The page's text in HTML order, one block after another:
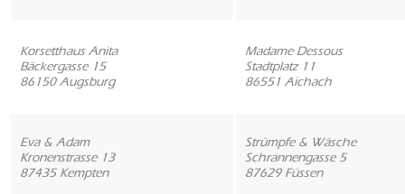
Korsetthaus Anita
Bäckergasse 15
86150 Augsburg
Madame Dessous
Stadtplatz 11
86551 Aichach
Eva & Adam
Kronenstrasse 13
87435 Kempten
Strümpfe & Wäsche
Schrannengasse 5
87629 Füssen